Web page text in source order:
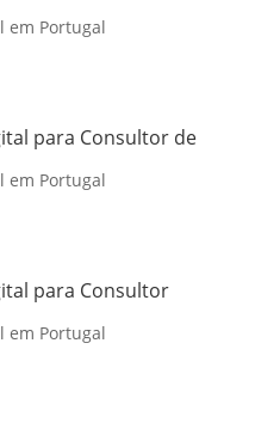
em Portugal
para Consultor de
em Portugal
para Consultor
em Portugal